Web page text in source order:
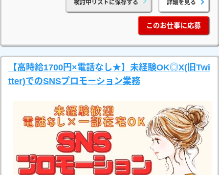
検討中リストに保存する 詳細を見る
このお仕事に応募
【高時給1700円×電話なし★】未経験OK◎X(旧Twi
tter)でのSNSプロモーション業務